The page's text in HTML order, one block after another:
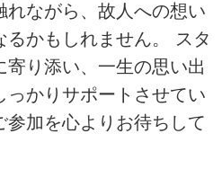
れながら、故人への想い
るかもしれません。 スタ
寄り添い、一生の思い出
っかりサポートさせてい
参加を心よりお待ちして